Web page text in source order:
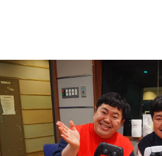
お知らせ
イベント・グッズ
YouTube
会社情報